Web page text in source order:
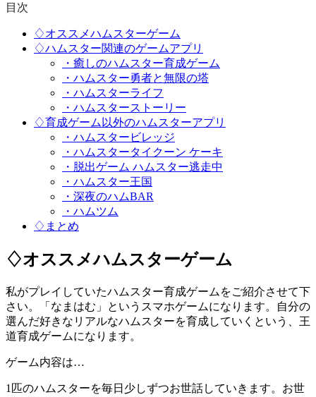
目次
♢オススメハムスターゲーム
♢ハムスター関連のゲームアプリ
・癒しのハムスター育成ゲーム
・ハムスター勇者と無限の塔
・ハムスターライフ
・ハムスターストーリー
♢育成ゲーム以外のハムスターアプリ
・ハムスタービレッジ
・ハムスタータイクーン ケーキ
・脱出ゲーム ハムスター逃走中
・ハムスター王国
・深夜のハムBAR
・ハムツム
♢まとめ
♢オススメハムスターゲーム
私がプレイしていたハムスター育成ゲームをご紹介させて下
さい。「なまはむ」というスマホゲームになります。自分の
選んだ好きなリアルなハムスターを育成していくという、王
道育成ゲームになります。
ゲーム内容は…
1匹のハムスターを毎日少しずつお世話していきます。お世